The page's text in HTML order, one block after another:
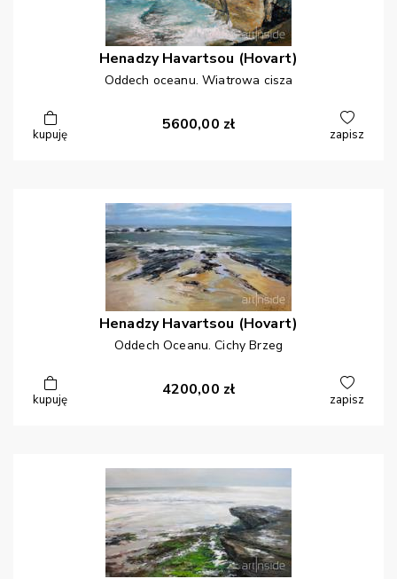
Henadzy Havartsou (Hovart)
Oddech oceanu. Wiatrowa cisza
kupuję
5600,00 zł
zapisz
Henadzy Havartsou (Hovart)
Oddech Oceanu. Cichy Brzeg
kupuję
4200,00 zł
zapisz